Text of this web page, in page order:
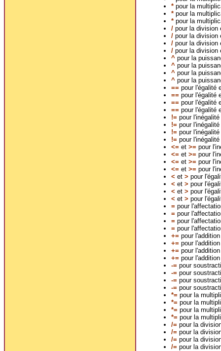
*pour la
*pour la
*pour la
/pour la division
/pour la division
/pour la division
/pour la division
^pour la
^pour la
^pour la
^pour la
== pour l'égalité
== pour l'égalité
== pour l'égalité
== pour l'égalité
!= pour
!= pour
!= pour
!= pour
<= et >= pour
<= et >= pour
<= et >= pour
<= et >= pour
< et > pour
< et > pour
< et > pour
< et > pour
= pour
= pour
= pour
= pour
+= pour
+= pour
+= pour
+= pour
-= pour
-= pour
-= pour
-= pour
*= pour la
*= pour la
*= pour la
*= pour la
/= pour la
/= pour la
/= pour la
/= pour la